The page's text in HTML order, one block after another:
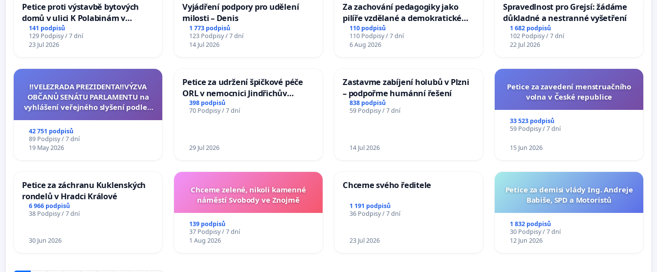
Petice proti výstavbě bytových
domů v ulici K Polabinám v
Pardubicích
141 podpisů
129 Podpisy / 7 dní
23 Jul 2026
Vyjádření podpory pro udělení
milosti – Denis
1 773 podpisů
123 Podpisy / 7 dní
14 Jul 2026
Za zachování pedagogiky jako
pilíře vzdělané a demokratické
společnosti
110 podpisů
110 Podpisy / 7 dní
6 Aug 2026
Spravedlnost pro Grejsí: žádáme
důkladné a nestranné vyšetření
1 682 podpisů
102 Podpisy / 7 dní
22 Jul 2026
‼️VELEZRADA PREZIDENTA‼️VÝZVA
OBČANŮ SENÁTU PARLAMENTU na
vyhlášení veřejného slyšení podle §
na přijetí usnesení k podání ústavní
žaloby na prezidenta republiky
42 751 podpisů
89 Podpisy / 7 dní
19 May 2026
Petice za udržení špičkové péče
ORL v nemocnici Jindřichův
Hradec
398 podpisů
70 Podpisy / 7 dní
29 Jul 2026
Zastavme zabíjení holubů v Plzni
– podpořme humánní řešení
838 podpisů
59 Podpisy / 7 dní
14 Jul 2026
Petice za zavedení menstruačního
volna v České republice
33 523 podpisů
59 Podpisy / 7 dní
15 Jun 2026
Petice za záchranu Kuklenských
rondelů v Hradci Králové
6 966 podpisů
38 Podpisy / 7 dní
30 Jun 2026
Chceme zelené, nikoli kamenné
náměstí Svobody ve Znojmě
139 podpisů
37 Podpisy / 7 dní
1 Aug 2026
Chceme svého ředitele
1 191 podpisů
36 Podpisy / 7 dní
23 Jul 2026
Petice za demisi vlády Ing. Andreje
Babiše, SPD a Motoristů
1 832 podpisů
30 Podpisy / 7 dní
12 Jun 2026